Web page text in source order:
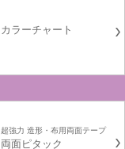
カラーチャート
超強力 造形・布用両面テープ
両面ピタック